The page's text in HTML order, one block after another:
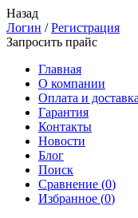
Назад
Логин /Регистрация
Запросить прайс
Главная
О компании
Оплата и доставка
Гарантия
Контакты
Новости
Блог
Поиск
Сравнение (0)
Избранное (0)